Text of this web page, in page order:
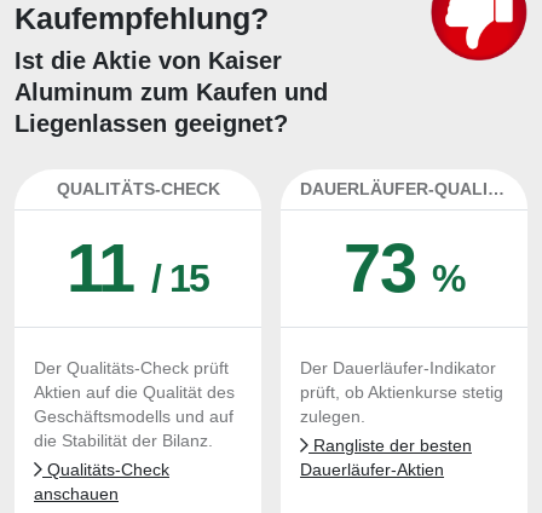
Kaufempfehlung?
Ist die Aktie von Kaiser
Aluminum zum Kaufen und
Liegenlassen geeignet?
QUALITÄTS-CHECK
11/ 15
Der Qualitäts-Check prüft
Aktien auf die Qualität des
Geschäftsmodells und auf
die Stabilität der Bilanz.
Qualitäts-Check
anschauen
DAUERLÄUFER-QUALITÄTEN
73%
Der Dauerläufer-Indikator
prüft, ob Aktienkurse stetig
zulegen.
Rangliste der besten
Dauerläufer-Aktien